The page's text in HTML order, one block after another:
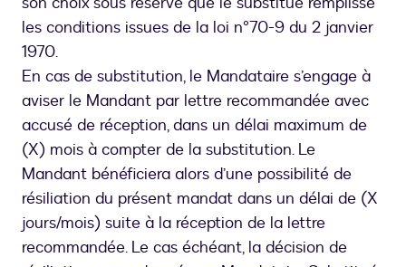
les conditions issues de la loi n°70-9 du 2 janvier
1970.
En cas de substitution, le Mandataire s’engage à
aviser le Mandant par lettre recommandée avec
accusé de réception, dans un délai maximum de
(X) mois à compter de la substitution. Le
Mandant bénéficiera alors d’une possibilité de
résiliation du présent mandat dans un délai de (X
jours/mois) suite à la réception de la lettre
recommandée. Le cas échéant, la décision de